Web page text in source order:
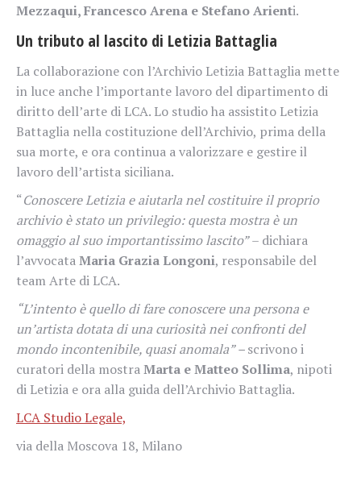
Mezzaqui, Francesco Arena e Stefano Arienti.
Un tributo al lascito di Letizia Battaglia
La collaborazione con l’Archivio Letizia Battaglia mette
in luce anche l’importante lavoro del dipartimento di
diritto dell’arte di LCA. Lo studio ha assistito Letizia
Battaglia nella costituzione dell’Archivio, prima della
sua morte, e ora continua a valorizzare e gestire il
lavoro dell’artista siciliana.
“Conoscere Letizia e aiutarla nel costituire il proprio
archivio è stato un privilegio: questa mostra è un
omaggio al suo importantissimo lascito”– dichiara
l’avvocataMaria Grazia Longoni, responsabile del
team Arte di LCA.
“L’intento è quello di fare conoscere una persona e
un’artista dotata di una curiosità nei confronti del
mondo incontenibile, quasi anomala” –scrivono i
curatori della mostraMarta e Matteo Sollima, nipoti
di Letizia e ora alla guida dell’Archivio Battaglia.
LCA Studio Legale,
via della Moscova 18, Milano